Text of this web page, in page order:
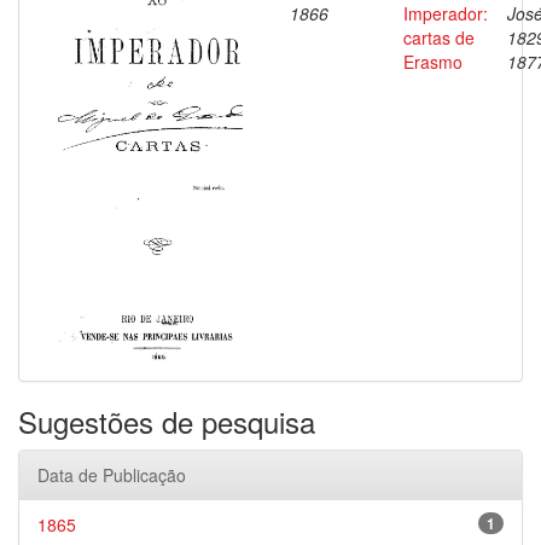
1866
Imperador:
cartas de
Erasmo
Sugestões de pesquisa
Data de Publicação
1
1865